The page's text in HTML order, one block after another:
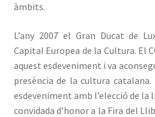
àmbits.
L’any 2007 el Gran Ducat de
Capital Europea de la Cultura. El
aquest esdeveniment i va
presència de la cultura catalana.
esdeveniment amb l’elecció de
convidada d’honor a la Fira del